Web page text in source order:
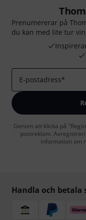
Prenumererar på
du kan med lite tur
E-postadress*
Genom att klicka på
postreklam.
information om
Handla och betala